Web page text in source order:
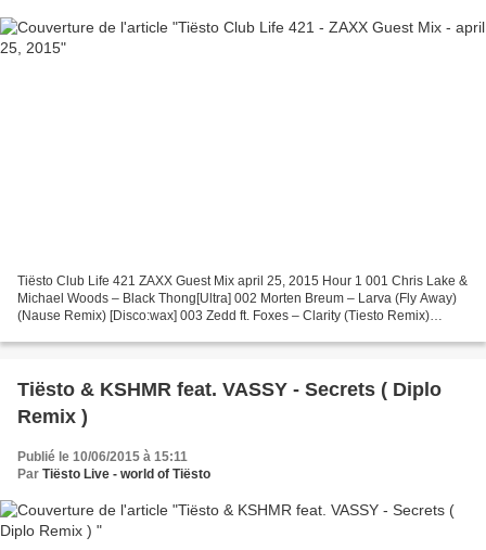
Tiësto Club Life 421 ZAXX Guest Mix april 25, 2015 Hour 1 001 Chris Lake &
Michael Woods – Black Thong[Ultra] 002 Morten Breum – Larva (Fly Away)
(Nause Remix) [Disco:wax] 003 Zedd ft. Foxes – Clarity (Tiesto Remix)
Tiësto & KSHMR feat. VASSY - Secrets ( Diplo
Remix )
Publié le 10/06/2015 à 15:11
Par Tiësto Live - world of Tiësto